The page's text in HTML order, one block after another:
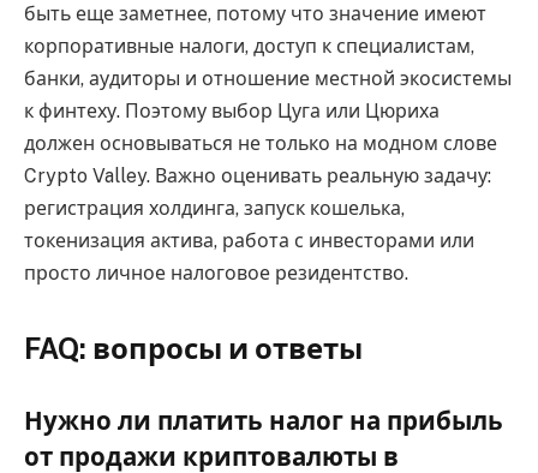
быть еще заметнее, потому что значение имеют
корпоративные налоги, доступ к специалистам,
банки, аудиторы и отношение местной экосистемы
к финтеху. Поэтому выбор Цуга или Цюриха
должен основываться не только на модном слове
Crypto Valley. Важно оценивать реальную задачу:
регистрация холдинга, запуск кошелька,
токенизация актива, работа с инвесторами или
просто личное налоговое резидентство.
FAQ: вопросы и ответы
Нужно ли платить налог на прибыль
от продажи криптовалюты в